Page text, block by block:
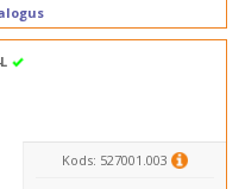
Kods: 527001.003